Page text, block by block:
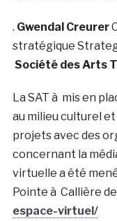
. Gwendal Creurer
stratégique
Société des Arts
La SAT à mis en
au milieu culturel
projets avec des
concernant la
virtuelle a été
Pointe à Callière
espace-virtuel/